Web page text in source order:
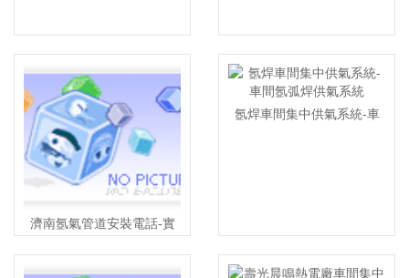
濟南氬氣管道安裝電話-實
氬焊車間集中供氣系統-車